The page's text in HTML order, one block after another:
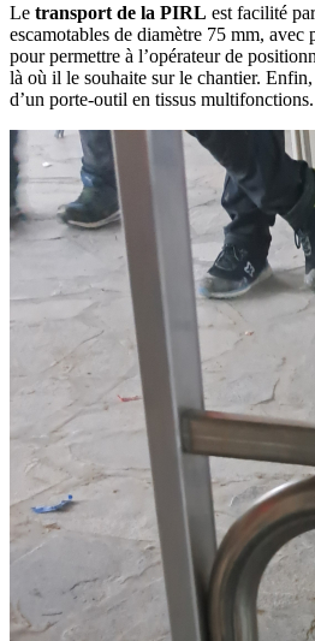
Le transport de la PIRL est facilité
escamotables de diamètre 75 mm, avec
pour permettre à l’opérateur de
là où il le souhaite sur le chantier.
d’un porte-outil en tissus multifonctions.